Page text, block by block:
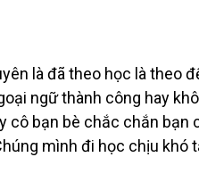
là đã theo học là theo
ngữ thành công hay
cô bạn bè chắc chắn bạn
mình đi học chịu khó